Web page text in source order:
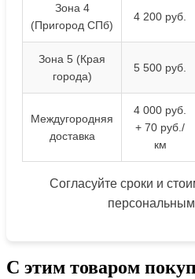
Зона 4
(Пригород СПб)
4 200 руб.
Зона 5 (Края
города)
5 500 руб.
Междугородняя
доставка
4 000 руб.
+ 70 руб./
км
Согласуйте сроки и
С этим товаром